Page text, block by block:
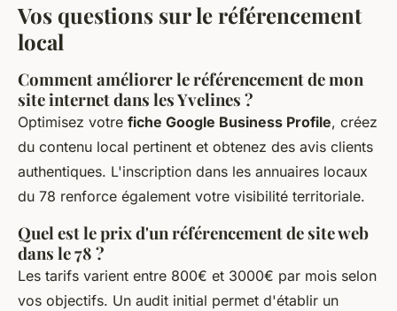
Vos questions sur le référencement
local
Comment améliorer le référencement de mon
site internet dans les Yvelines ?
Optimisez votre fiche Google Business Profile, créez
du contenu local pertinent et obtenez des avis clients
authentiques. L'inscription dans les annuaires locaux
du 78 renforce également votre visibilité territoriale.
Quel est le prix d'un référencement de site web
dans le 78 ?
Les tarifs varient entre 800€ et 3000€ par mois selon
vos objectifs. Un audit initial permet d'établir un